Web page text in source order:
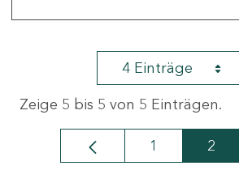
4 Einträge
Zeige 5 bis 5 von 5 Einträgen.
Seite
1 Seite
2